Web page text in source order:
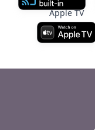
Apple TV